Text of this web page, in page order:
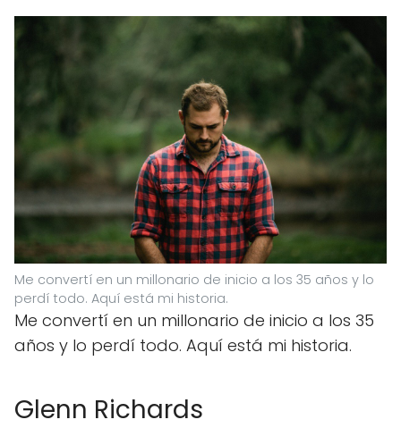
Me convertí en un millonario de inicio a los 35 años y lo
perdí todo. Aquí está mi historia.
Me convertí en un millonario de inicio a los 35
años y lo perdí todo. Aquí está mi historia.
Glenn Richards